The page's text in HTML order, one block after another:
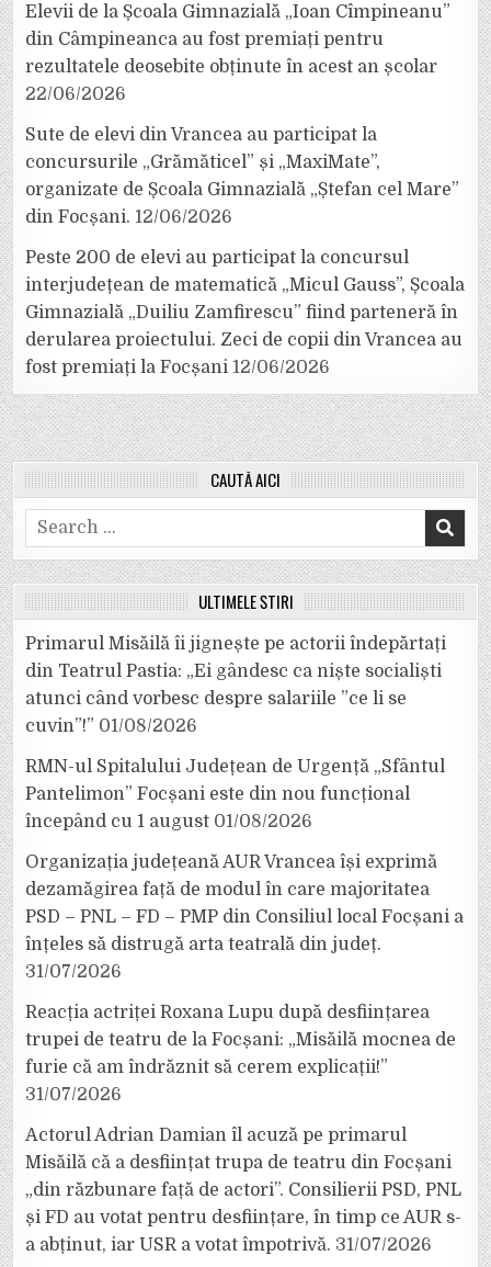
Elevii de la Școala Gimnazială „Ioan Cîmpineanu”
din Câmpineanca au fost premiați pentru
rezultatele deosebite obținute în acest an școlar
22/06/2026
Sute de elevi din Vrancea au participat la
concursurile „Grămăticel” și „MaxiMate”,
organizate de Școala Gimnazială „Ștefan cel Mare”
din Focșani. 12/06/2026
Peste 200 de elevi au participat la concursul
interjudețean de matematică „Micul Gauss”, Școala
Gimnazială „Duiliu Zamfirescu” fiind parteneră în
derularea proiectului. Zeci de copii din Vrancea au
fost premiați la Focșani 12/06/2026
CAUTĂ AICI
Search
for:
ULTIMELE ȘTIRI
Primarul Misăilă îi jignește pe actorii îndepărtați
din Teatrul Pastia: „Ei gândesc ca niște socialiști
atunci când vorbesc despre salariile ”ce li se
cuvin”!” 01/08/2026
RMN-ul Spitalului Județean de Urgență „Sfântul
Pantelimon” Focșani este din nou funcțional
începând cu 1 august 01/08/2026
Organizația județeană AUR Vrancea își exprimă
dezamăgirea față de modul în care majoritatea
PSD – PNL – FD – PMP din Consiliul local Focșani a
înțeles să distrugă arta teatrală din județ.
31/07/2026
Reacția actriței Roxana Lupu după desființarea
trupei de teatru de la Focșani: „Misăilă mocnea de
furie că am îndrăznit să cerem explicații!”
31/07/2026
Actorul Adrian Damian îl acuză pe primarul
Misăilă că a desființat trupa de teatru din Focșani
„din răzbunare față de actori”. Consilierii PSD, PNL
și FD au votat pentru desființare, în timp ce AUR s-
a abținut, iar USR a votat împotrivă. 31/07/2026